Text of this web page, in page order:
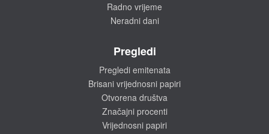
Radno vrijeme
Neradni dani
Pregledi
Pregledi emitenata
Brisani vrijednosni papiri
Otvorena društva
Značajni procenti
Vrijednosni papiri